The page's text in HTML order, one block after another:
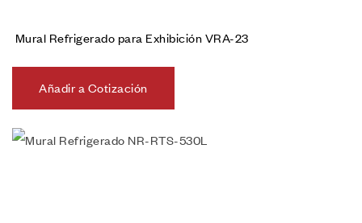
Mural Refrigerado para Exhibición VRA-23
Añadir a Cotización